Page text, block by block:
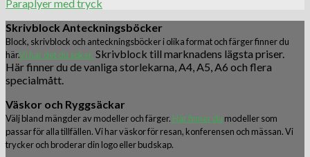
Paraplyer med tryck
Skrivblock Anteckningsböcker
Block, skrivblock och anteckningsböcker i olika format och färger finner du
här.Vi har det du söker. Skrivblock till marknadens lägsta priser.
Här finner du de vanliga storlekarna, A4, A5, A6 och flera
specialmått.
Väskor och Ryggsäckar
Välj bland mängder av modeller och färger. Här finner du modeller som
passar för alla tillfällen. Vi har väskor för resan, konferensen och mässan. Vi
trycker och broderar din logo eller budskap.